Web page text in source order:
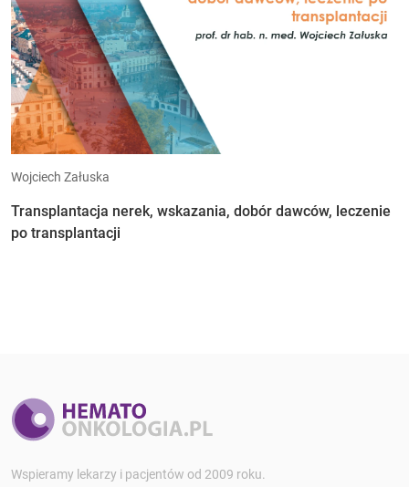
Wojciech Załuska
Transplantacja nerek, wskazania, dobór dawców, leczenie
po transplantacji
Wspieramy lekarzy i pacjentów od 2009 roku.